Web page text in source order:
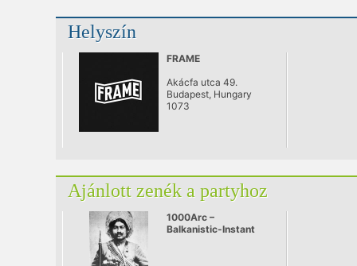
Helyszín
FRAME
Akácfa utca 49.
Budapest, Hungary
1073
Ajánlott zenék a partyhoz
1000Arc –
Balkanistic-Instant